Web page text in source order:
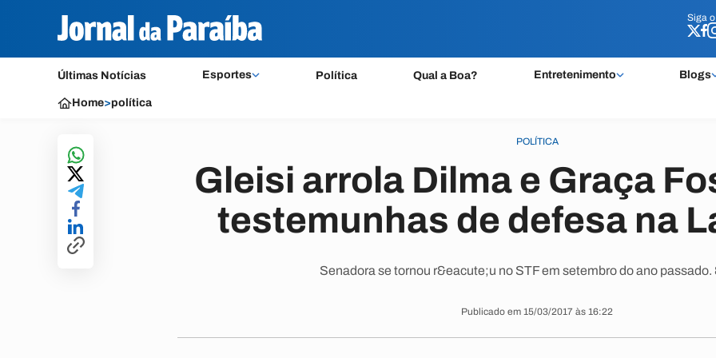
Siga o
Últimas Notícias Esportes Política Qual a Boa? Entretenimento Blogs
Siga o
Home>política
POLÍTICA
Gleisi arrola Dilma e Graça
testemunhas de defesa na
Senadora se tornou r&eacute;u no STF em setembro do ano passado.
Publicado em 15/03/2017 às 16:22